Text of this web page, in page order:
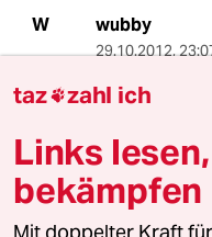
W wubby
29.10.2012,
Ich hoffe,
Ich will diese
Tor stören.
Ich habe
nur noch
taz zahl ich
Links
bekämpfen